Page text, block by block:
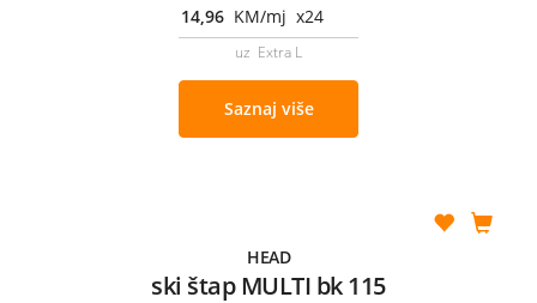
14,96 KM/mj x24
uz Extra L
Saznaj više
HEAD
ski štap MULTI bk 115